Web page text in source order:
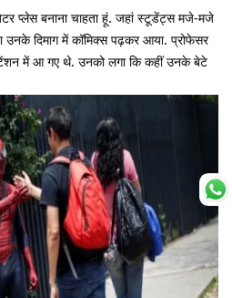
प्लेस बनाना चाहता हूं. जहां स्टूडेंट्स मजे-मजे
दिमाग में कॉमिक्स पढ़कर आया. प्रोफेसर
में आ गए थे. उनको लगा कि कहीं उनके बेटे